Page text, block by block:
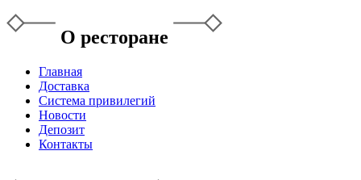
О ресторане
Главная
Доставка
Система привилегий
Новости
Депозит
Контакты